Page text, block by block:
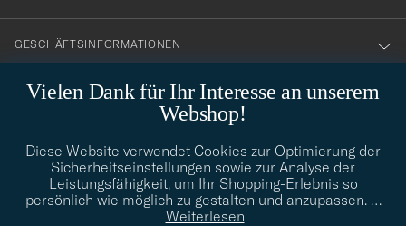
Vielen Dank für Ihr Interesse an unserem
Webshop!
Diese Website verwendet Cookies zur Optimierung der
Sicherheitseinstellungen sowie zur Analyse der
Leistungsfähigkeit, um Ihr Shopping-Erlebnis so
persönlich wie möglich zu gestalten und anzupassen. …
Weiterlesen
GESCHÄFTSINFORMATIONEN
info@careofcarl.de
Benötigen Sie Hilfe bei der Suche nach Ihrem persönlichen Stil?
Wenden Sie sich an uns, wir helfen Ihnen gerne weiter!
STILBERATUNG